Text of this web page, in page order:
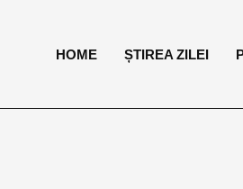
HOME ȘTIREA ZILEI